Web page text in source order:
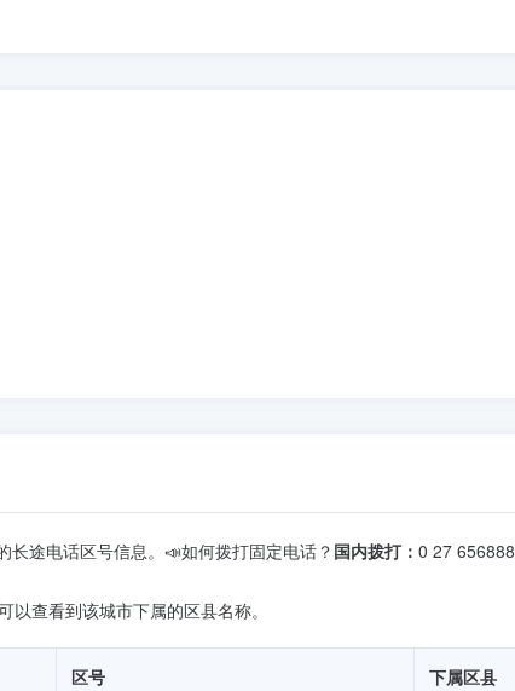
途电话区号信息。📣如何拨打固定电话？ 国内拨打： 0 27
以查看到该城市下属的区县名称。
区号 下属区县